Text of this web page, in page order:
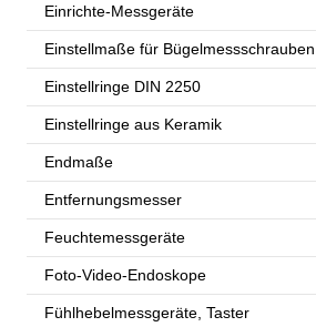
Einrichte-Messgeräte
Einstellmaße für Bügelmessschrauben
Einstellringe DIN 2250
Einstellringe aus Keramik
Endmaße
Entfernungsmesser
Feuchtemessgeräte
Foto-Video-Endoskope
Fühlhebelmessgeräte, Taster